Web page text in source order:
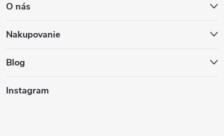
p
ä
O nás
Nakupovanie
Blog
Instagram